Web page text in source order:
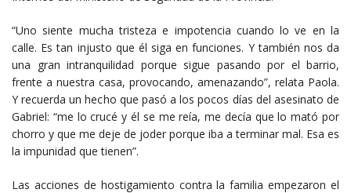
“Uno siente mucha tristeza e impotencia cuando lo ve en la
calle. Es tan injusto que él siga en funciones. Y también nos da
una gran intranquilidad porque sigue pasando por el barrio,
frente a nuestra casa, provocando, amenazando”, relata Paola.
Y recuerda un hecho que pasó a los pocos días del asesinato de
Gabriel: “me lo crucé y él se me reía, me decía que lo mató por
chorro y que me deje de joder porque iba a terminar mal. Esa es
la impunidad que tienen”.
Las acciones de hostigamiento contra la familia empezaron el